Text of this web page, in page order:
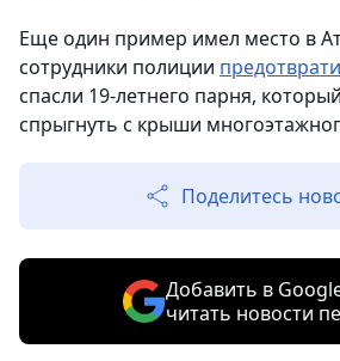
Еще один пример имел место в
сотрудники полиции
спасли 19-летнего парня,
спрыгнуть с крыши
Поделитесь
Добавить в
читать новости